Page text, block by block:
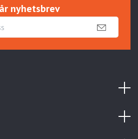
nyhetsbrev